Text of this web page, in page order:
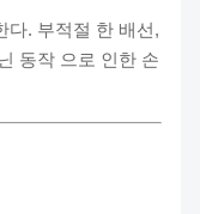
다. 부적절 한 배선,
동작 으로 인한 손